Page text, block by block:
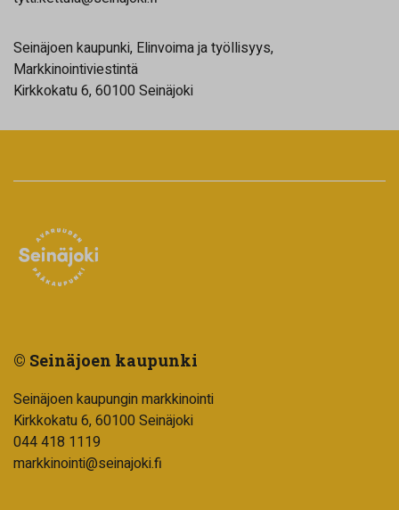
Seinäjoen kaupunki, Elinvoima ja työllisyys,
Markkinointiviestintä
Kirkkokatu 6, 60100 Seinäjoki
© Seinäjoen kaupunki
Seinäjoen kaupungin markkinointi
Kirkkokatu 6, 60100 Seinäjoki
044 418 1119
markkinointi@seinajoki.fi